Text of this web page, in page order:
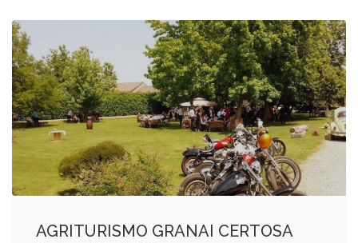
AGRITURISMO GRANAI CERTOSA